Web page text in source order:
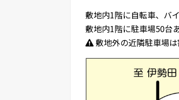
敷地内1階に自転車、バ
敷地内1階に駐車場50台
敷地外の近隣駐車場